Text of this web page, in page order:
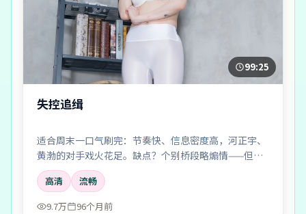
99:25
失控追缉
适合周末一口气刷完：节奏快、信息密度高，河正宇、
黄渤的对手戏火花足。缺点？个别桥段略煽情——但瑕
不掩瑜。
高清
流畅
9.7万
96个月前